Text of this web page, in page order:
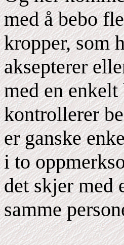
med å bebo
kropper, som
aksepterer
med en
kontrollerer
er ganske
i to
det skjer med
samme